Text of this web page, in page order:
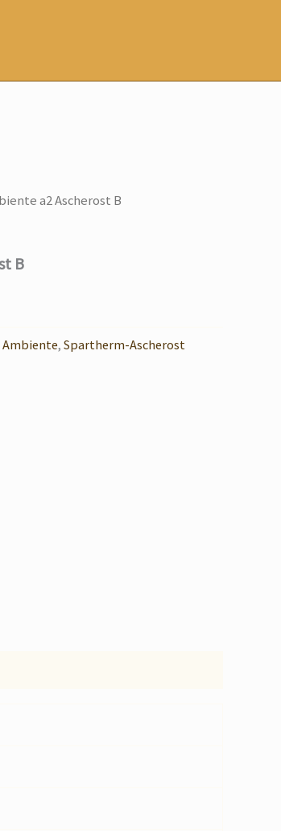
a2 Ascherost B
B
Ambiente, Spartherm-Ascherost